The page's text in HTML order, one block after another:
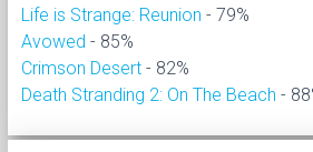
Life is Strange: Reunion - 79%
Avowed - 85%
Crimson Desert - 82%
Death Stranding 2: On The Beach -